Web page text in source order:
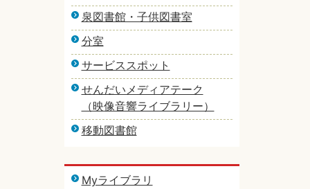
泉図書館・子供図書室
分室
サービススポット
せんだいメディアテーク
（映像音響ライブラリー）
移動図書館
Myライブラリ